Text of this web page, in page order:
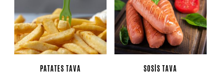
PATATES TAVA SOSIS TAVA